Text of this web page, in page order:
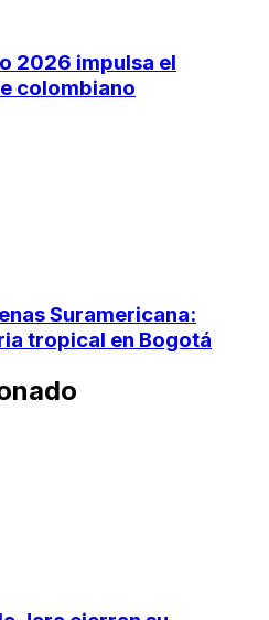
2026 impulsa el
colombiano
Suramericana:
tropical en Bogotá